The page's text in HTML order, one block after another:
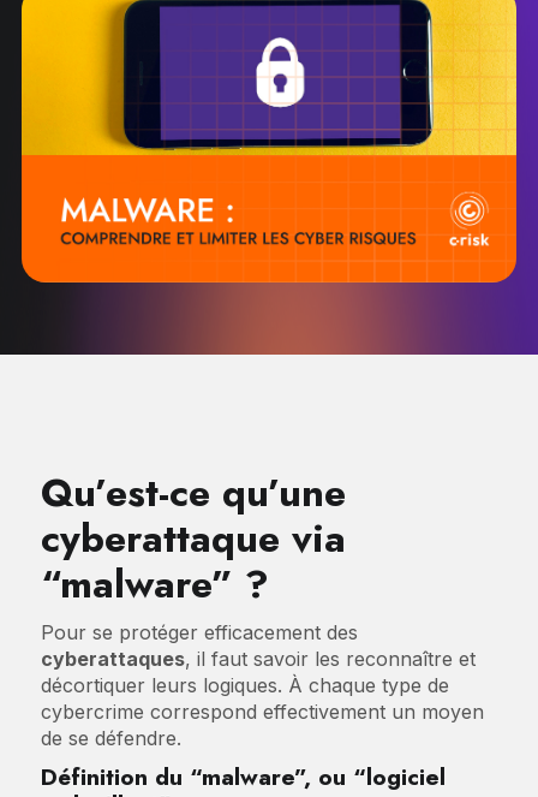
Qu’est-ce qu’une
cyberattaque via
“malware” ?
Pour se protéger efficacement des
cyberattaques, il faut savoir les reconnaître et
décortiquer leurs logiques. À chaque type de
cybercrime correspond effectivement un moyen
de se défendre.
Définition du “malware”, ou “logiciel